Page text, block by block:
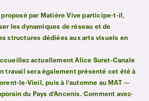
proposé par Matière Vive participe-t-il,
les dynamiques de réseau et de
structures dédiées aux arts visuels en
actuellement Alice Suret-Canale
travail sera également présenté cet été à
le-Vieil, puis à l’automne au MAT —
du Pays d’Ancenis. Comment avez-